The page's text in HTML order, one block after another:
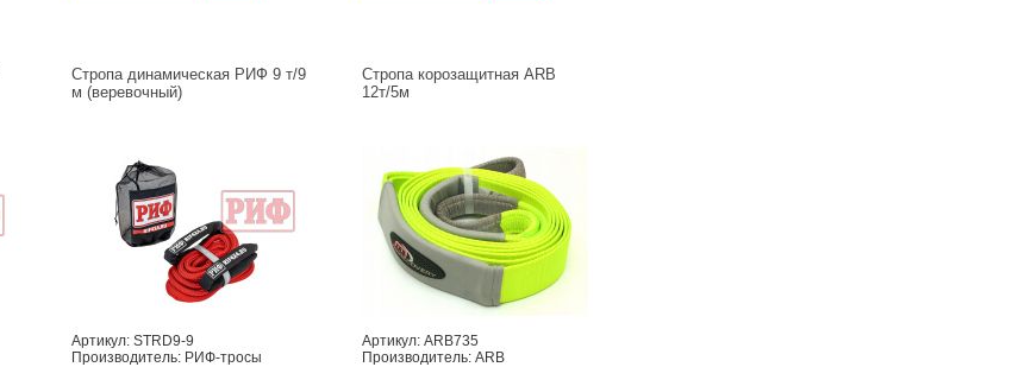
Стропа динамическая РИФ 9 т/9
м (веревочный)
Артикул: STRD9-9
Производитель: РИФ-тросы
Стропа корозащитная ARB
12т/5м
Артикул: ARB735
Производитель: ARB